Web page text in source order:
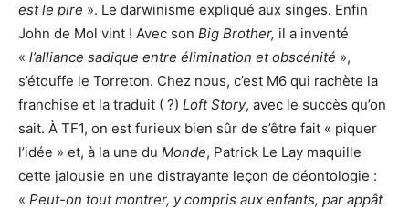
est le pire ». Le darwinisme expliqué aux singes. Enfin
John de Mol vint ! Avec son Big Brother, il a inventé
« l’alliance sadique entre élimination et obscénité »,
s’étouffe le Torreton. Chez nous, c’est M6 qui rachète la
franchise et la traduit ( ?) Loft Story, avec le succès qu’on
sait. À TF1, on est furieux bien sûr de s’être fait « piquer
l’idée » et, à la une du Monde, Patrick Le Lay maquille
cette jalousie en une distrayante leçon de déontologie :
« Peut-on tout montrer, y compris aux enfants, par appât